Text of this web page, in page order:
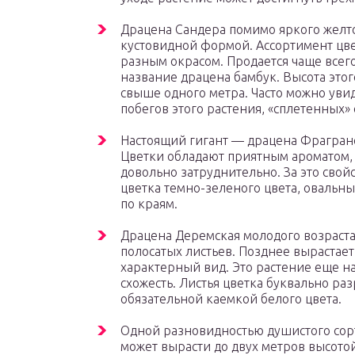
Драцена Сандера помимо яркого
кустовидной формой. Ассортимент
разным окрасом. Продается чаще
название драцена бамбук. Высота
свыше одного метра. Часто можно
побегов этого растения,
Настоящий гигант — драцена
Цветки обладают приятным
довольно затруднительно. За это
цветка темно-зеленого цвета,
по краям.
Драцена Деремская молодого
полосатых листьев. Позднее
характерный вид. Это растение еще
схожесть. Листья цветка буквально
обязательной каемкой белого цвета.
Одной разновидностью душистого
может вырасти до двух метров